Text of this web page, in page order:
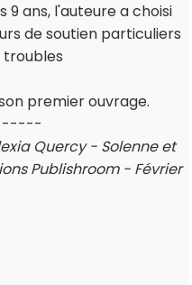
9 ans, l'auteure a choisi
de soutien particuliers
premier ouvrage.
Quercy - Solenne et
Publishroom - Février